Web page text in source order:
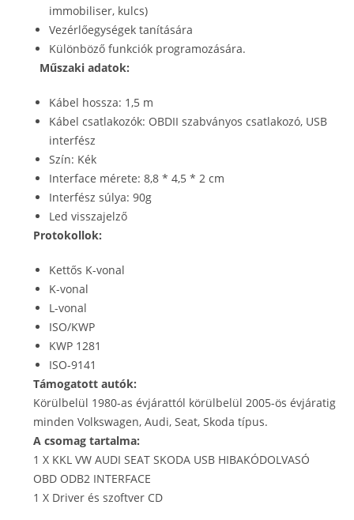
immobiliser, kulcs)
Vezérlőegységek tanítására
Különböző funkciók programozására.
Műszaki adatok:
Kábel hossza: 1,5 m
Kábel csatlakozók: OBDII szabványos csatlakozó, USB
interfész
Szín: Kék
Interface mérete: 8,8 * 4,5 * 2 cm
Interfész súlya: 90g
Led visszajelző
Protokollok:
Kettős K-vonal
K-vonal
L-vonal
ISO/KWP
KWP 1281
ISO-9141
Támogatott autók:
Körülbelül 1980-as évjárattól körülbelül 2005-ös évjáratig
minden Volkswagen, Audi, Seat, Skoda típus.
A csomag tartalma:
1 X KKL VW AUDI SEAT SKODA USB HIBAKÓDOLVASÓ
OBD ODB2 INTERFACE
1 X Driver és szoftver CD